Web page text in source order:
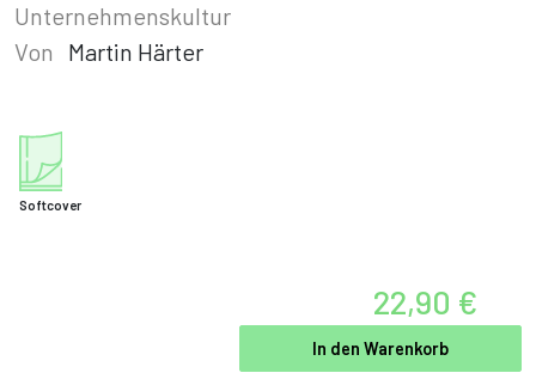
Unternehmenskultur
Von
Martin Härter
Softcover
22,90 €
In den Warenkorb